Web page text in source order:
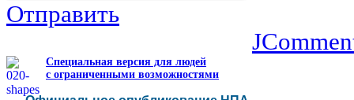
Отправить
Специальная версия для людей
с ограниченными возможностями